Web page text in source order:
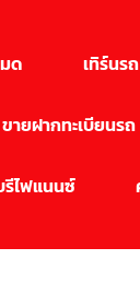
ด เทิร์นรถ
ขายฝากทะเบียนรถ
รีไฟแนนซ์